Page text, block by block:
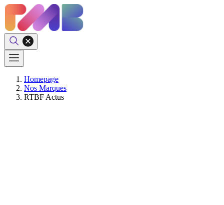
Homepage
Nos Marques
RTBF Actus